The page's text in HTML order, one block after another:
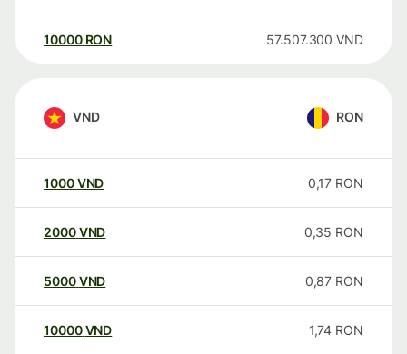
10000 RON 57.507.300 VND
VND RON
1000VND 0,17 RON
2000VND 0,35 RON
5000VND 0,87 RON
10000 VND 1,74 RON